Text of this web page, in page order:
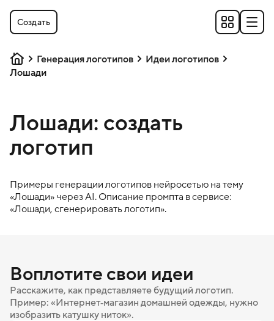
Создать
Генерация логотипов
Идеи логотипов
Лошади
Лошади: создать
логотип
Примеры генерации логотипов нейросетью на тему
«Лошади» через AI. Описание промпта в сервисе:
«Лошади, сгенерировать логотип».
Воплотите свои идеи
Расскажите, как представляете будущий логотип.
Пример: «Интернет‑магазин домашней одежды, нужно
изобразить катушку ниток».